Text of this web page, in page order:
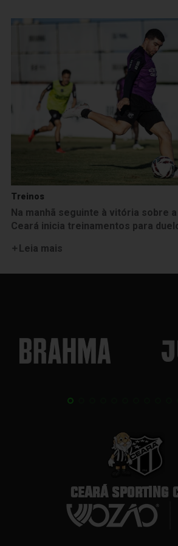
Treinos
Na manhã seguinte à vitória sobre
Ceará inicia treinamentos para
Leia mais
CEARÁ SPORTING